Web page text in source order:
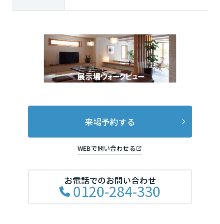
来場予約する
WEBで問い合わせる
お電話でのお問い合わせ
0120-284-330